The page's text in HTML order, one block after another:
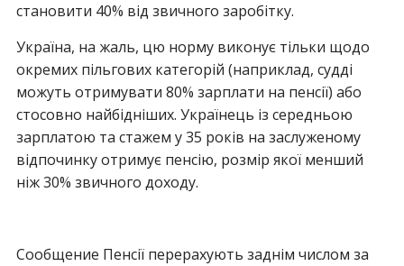
становити 40% від звичного заробітку.
Україна, на жаль, цю норму виконує тільки щодо
окремих пільгових категорій (наприклад, судді
можуть отримувати 80% зарплати на пенсії) або
стосовно найбідніших. Українець із середньою
зарплатою та стажем у 35 років на заслуженому
відпочинку отримує пенсію, розмір якої менший
ніж 30% звичного доходу.
Сообщение Пенсії перерахують заднім числом за